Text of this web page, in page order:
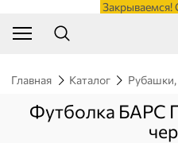
Закрываемся!
Главная Каталог
Футболка БАРС